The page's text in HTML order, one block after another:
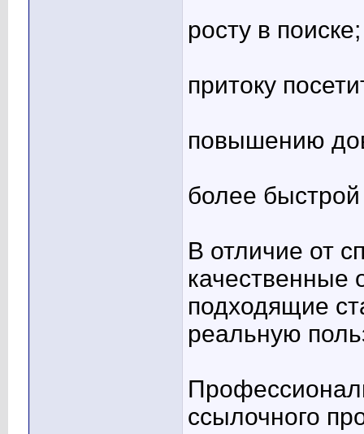
росту в поиске;
притоку
повышению
более
В отличие от
качественные
подходящие
реальную
ссылочного